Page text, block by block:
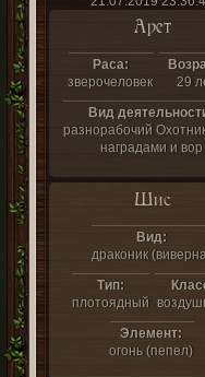
Арет
Раса:
зверочеловек
29
Вид
разнорабочий
наградами и вор
Шис
Вид:
драконик
Тип:
плотоядный
Элемент:
огонь (пепел)